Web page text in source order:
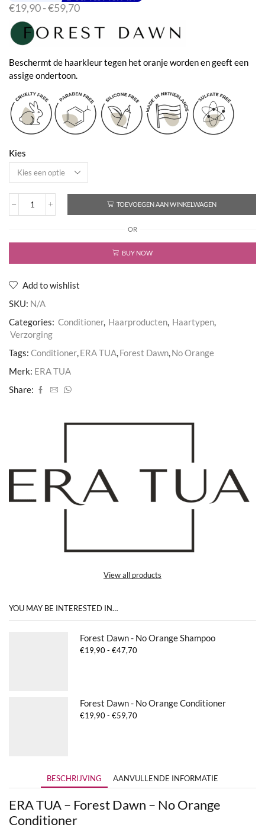
€19,90-€59,70Prijsklasse:
tot
Beschermt de haarkleur tegen het oranje worden en geeft een
assige ondertoon.
Kies
Forest
No
Conditioner
TOEVOEGEN AAN WINKELWAGEN
OR
BUY NOW
Add to wishlist
SKU: N/A
Categories: Conditioner, Haarproducten Haartypen
Verzorging
Tags: Conditioner ERA TUA Forest Dawn No Orange
Merk: ERA TUA
Share:
View all products
YOU MAY BE INTERESTED IN…
Forest Dawn - No Orange Shampoo
€19,90- €47,70Prijsklasse:
Forest Dawn - No Orange Conditioner
€19,90- €59,70Prijsklasse:
BESCHRIJVING AANVULLENDE INFORMATIE
ERA TUA – Forest Dawn – No Orange
Conditioner